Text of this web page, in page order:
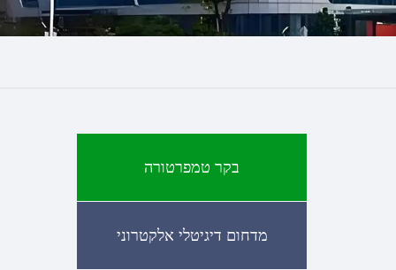
בקר טמפרטורה
מדחום דיגיטלי אלקטרוני